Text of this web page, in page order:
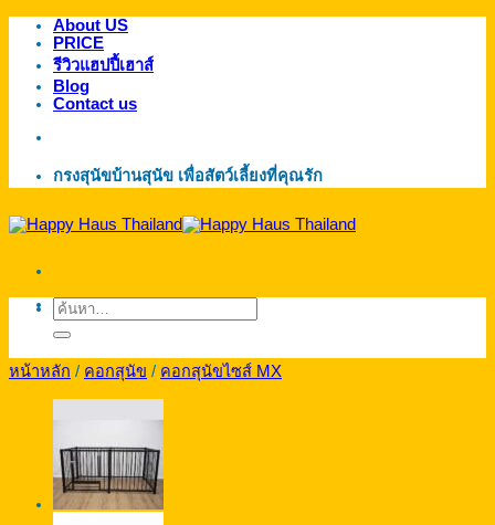
ข้าม
เนื้อหา
About US
PRICE
รีวิวแฮปปี้เฮาส์
Blog
Contact us
กรงสุนัขบ้านสุนัข เพื่อสัตว์เลี้ยงที่คุณรัก
ค้นหา:
หน้าหลัก / คอกสุนัข / คอกสุนัขไซส์ MX